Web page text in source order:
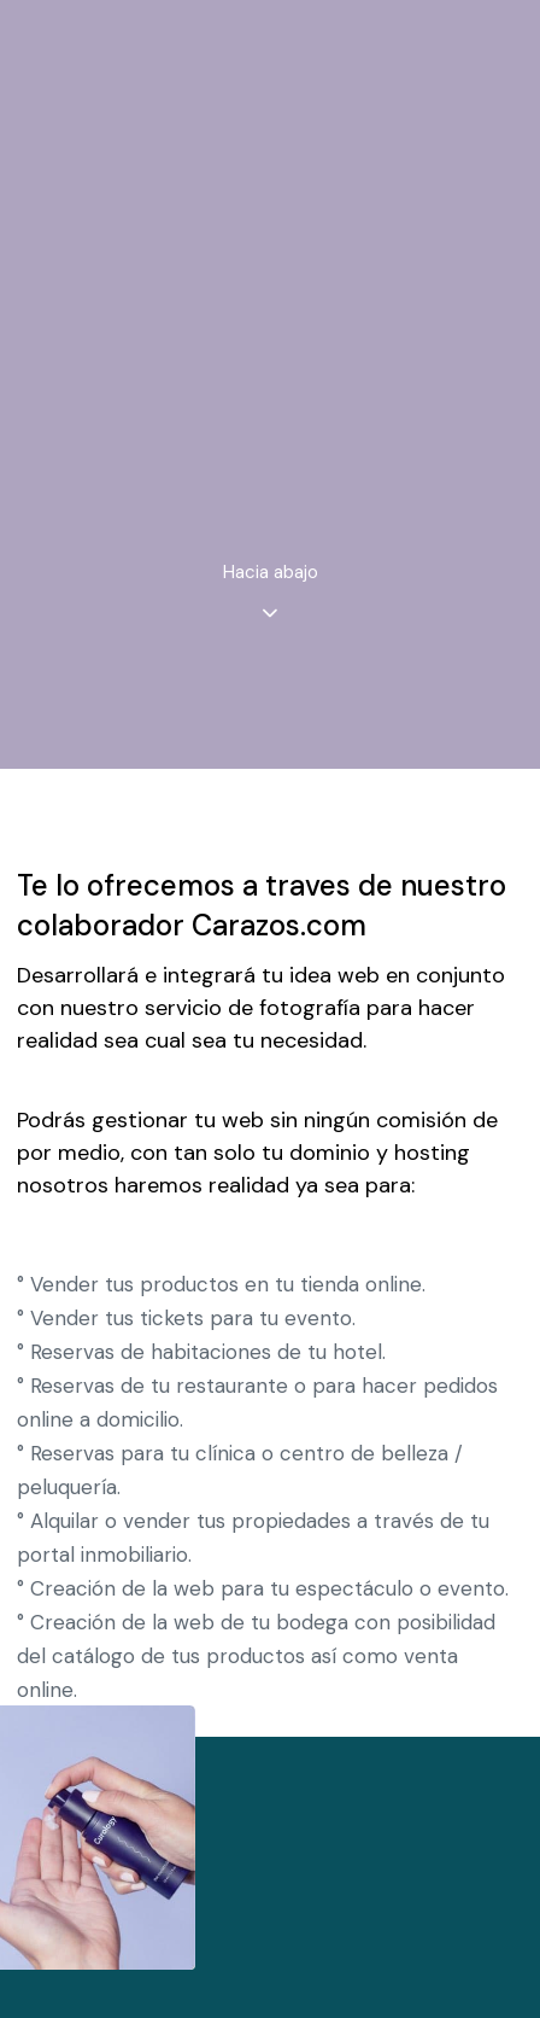
Hacia abajo
Te lo ofrecemos a traves de nuestro
colaborador Carazos.com
Desarrollará e integrará tu idea web en conjunto
con nuestro servicio de fotografía para hacer
realidad sea cual sea tu necesidad.
Podrás gestionar tu web sin ningún comisión de
por medio, con tan solo tu dominio y hosting
nosotros haremos realidad ya sea para:
° Vender tus productos en tu tienda online.
° Vender tus tickets para tu evento.
° Reservas de habitaciones de tu hotel.
° Reservas de tu restaurante o para hacer pedidos
online a domicilio.
° Reservas para tu clínica o centro de belleza /
peluquería.
° Alquilar o vender tus propiedades a través de tu
portal inmobiliario.
° Creación de la web para tu espectáculo o evento.
° Creación de la web de tu bodega con posibilidad
del catálogo de tus productos así como venta
online.